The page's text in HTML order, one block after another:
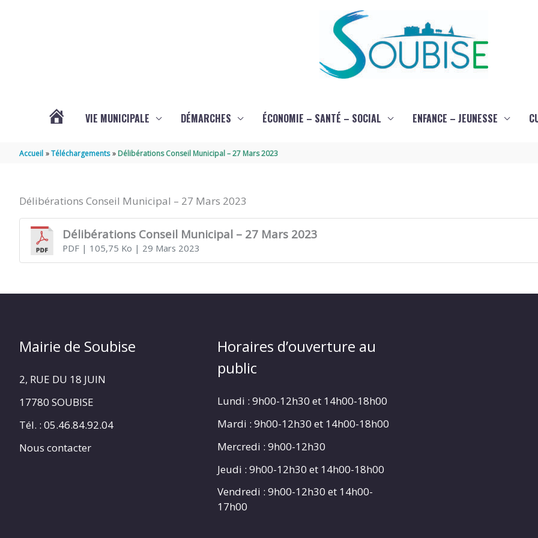
VIE MUNICIPALE DÉMARCHES ÉCONOMIE – SANTÉ – SOCIAL ENFANCE – JEUNESSE
Accueil Téléchargements Délibérations Conseil Municipal – 27 Mars 2023
Délibérations Conseil Municipal – 27 Mars 2023
Délibérations Conseil Municipal – 27 Mars 2023
PDF| 105,75 Ko | 29 Mars 2023
Mairie de Soubise
2, RUE DU 18 JUIN
17780 SOUBISE
Tél. : 05.46.84.92.04
Nous contacter
Horaires d’ouverture au
public
Lundi : 9h00-12h30 et 14h00-18h00
Mardi : 9h00-12h30 et 14h00-18h00
Mercredi : 9h00-12h30
Jeudi : 9h00-12h30 et 14h00-18h00
Vendredi : 9h00-12h30 et 14h00-
17h00